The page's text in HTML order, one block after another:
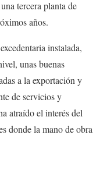
tercera planta de
años.
instalada,
unas buenas
a la exportación y
de servicios y
atraído el interés del
donde la mano de obra